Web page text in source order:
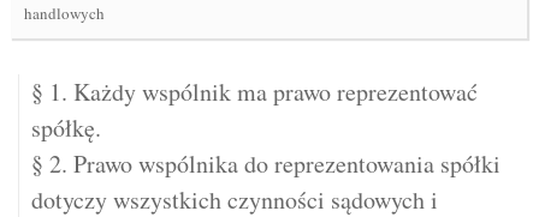
handlowych
§ 1. Każdy wspólnik ma prawo reprezentować
spółkę.
§ 2. Prawo wspólnika do reprezentowania spółki
dotyczy wszystkich czynności sądowych i